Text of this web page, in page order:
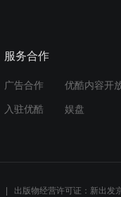
河
服务合作
广告合作 优酷内容开
入驻优酷 娱盘
出版物经营许可证：新出发